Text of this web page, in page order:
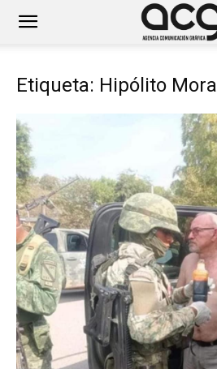
Etiqueta: Hipólito Mora